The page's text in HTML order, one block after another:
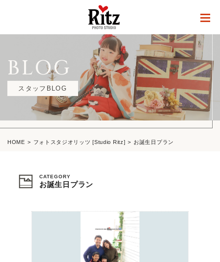
BLOG
スタッフBLOG
HOME フォトスタジオリッツ [Studio Ritz] お誕生日プラン
CATEGORY
お誕生日プラン